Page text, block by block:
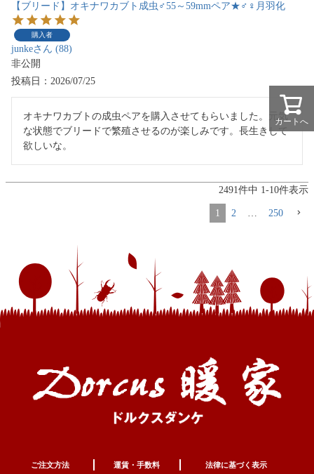
【ブリード】オキナワカブト成虫♂55～59mmペア★♂♀月羽化
購入者
junke
88
非公開
投稿日
2026/07/25
オキナワカブトの成虫ペアを購入させてもらいました。元気
な状態でブリードで繁殖させるのが楽しみです。長生きして
欲しいな。
2491件中 1-10件表示
1 2 … 250
ご注文方法 運賃・手数料 法律に基づく表示
カートへ